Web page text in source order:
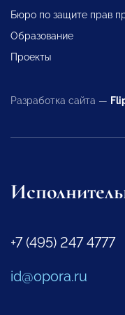
Бюро по защите прав
Образование
Проекты
Разработка сайта —
+7 (495) 247 4777
id@opora.ru